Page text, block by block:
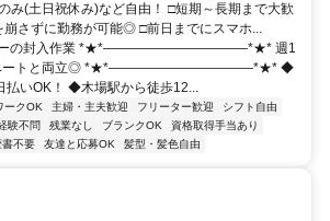
み(土日祝休み)など自由！ □短期～長期まで大歓
崩さずに勤務が可能◎ □前日までにスマホ...
カーの封入作業 *★*―――――――――――*★* 週1
ベートと両立◎ *★*―――――――――――*★* ◆
払いOK！ ◆木場駅から徒歩12...
ークOK 主婦・主夫歓迎 フリーター歓迎
シフト自由
験不問 残業なし ブランクOK
資格取得手当あり
書不要 友達と応募OK 髪型・髪色自由